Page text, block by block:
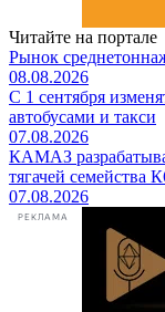
Читайте на портале
Рынок
08.08.2026
С 1 сентября
автобусами и такси
07.08.2026
КАМАЗ
тягачей семейства
07.08.2026
РЕКЛАМА